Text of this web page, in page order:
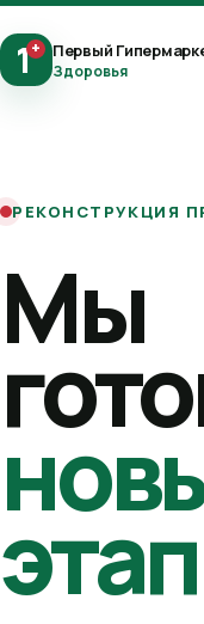
1+ Первый
Здоровья
РЕКОНСТРУКЦИЯ
Мы